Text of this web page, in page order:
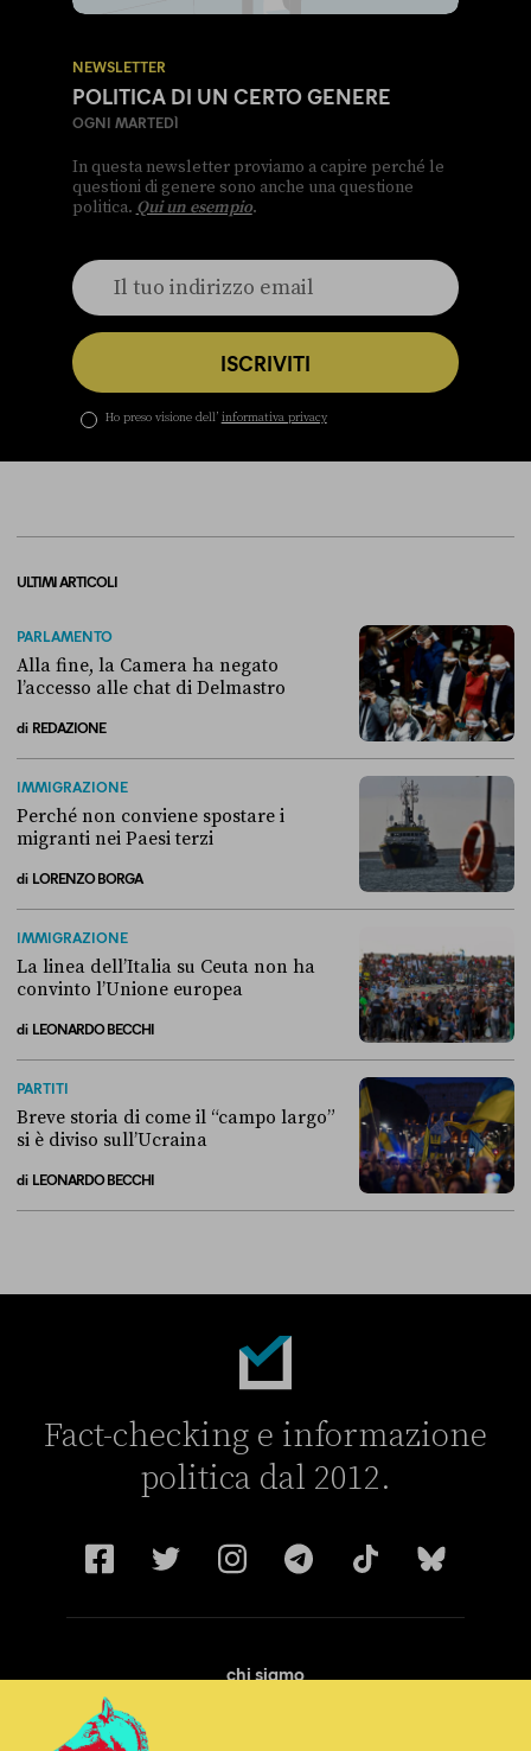
NEWSLETTER
POLITICA DI UN CERTO GENERE
OGNI MARTEDÌ
In questa newsletter proviamo a capire perché le
questioni di genere sono anche una questione
politica. Qui un esempio.
ISCRIVITI
Ho preso visione dell’ informativa privacy
ULTIMI ARTICOLI
PARLAMENTO
Alla fine, la Camera ha negato
l’accesso alle chat di Delmastro
di REDAZIONE
IMMIGRAZIONE
Perché non conviene spostare i
migranti nei Paesi terzi
di LORENZO BORGA
IMMIGRAZIONE
La linea dell’Italia su Ceuta non ha
convinto l’Unione europea
di LEONARDO BECCHI
PARTITI
Breve storia di come il “campo largo”
si è diviso sull’Ucraina
di LEONARDO BECCHI
Fact-checking e informazione
politica dal 2012.
chi siamo